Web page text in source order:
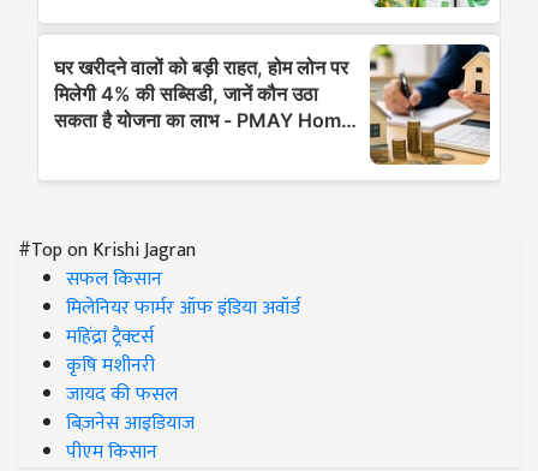
#Top on Krishi Jagran
सफल किसान
मिलेनियर फार्मर ऑफ इंडिया अवॉर्ड
महिंद्रा ट्रैक्टर्स
कृषि मशीनरी
जायद की फसल
बिज़नेस आइडियाज
पीएम किसान